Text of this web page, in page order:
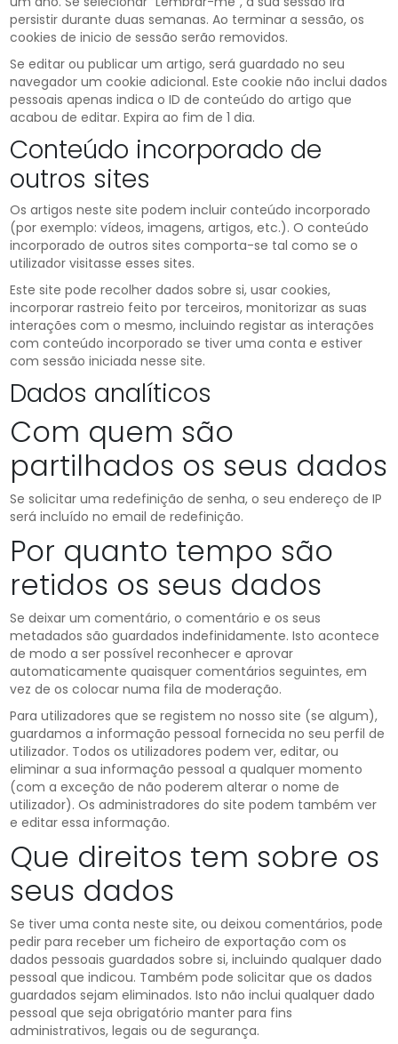
persistir durante duas semanas. Ao terminar a sessão, os
cookies de inicio de sessão serão removidos.
Se editar ou publicar um artigo, será guardado no seu
navegador um cookie adicional. Este cookie não inclui dados
pessoais apenas indica o ID de conteúdo do artigo que
acabou de editar. Expira ao fim de 1 dia.
Conteúdo incorporado de
outros sites
Os artigos neste site podem incluir conteúdo incorporado
(por exemplo: vídeos, imagens, artigos, etc.). O conteúdo
incorporado de outros sites comporta-se tal como se o
utilizador visitasse esses sites.
Este site pode recolher dados sobre si, usar cookies,
incorporar rastreio feito por terceiros, monitorizar as suas
interações com o mesmo, incluindo registar as interações
com conteúdo incorporado se tiver uma conta e estiver
com sessão iniciada nesse site.
Dados analíticos
Com quem são
partilhados os seus dados
Se solicitar uma redefinição de senha, o seu endereço de IP
será incluído no email de redefinição.
Por quanto tempo são
retidos os seus dados
Se deixar um comentário, o comentário e os seus
metadados são guardados indefinidamente. Isto acontece
de modo a ser possível reconhecer e aprovar
automaticamente quaisquer comentários seguintes, em
vez de os colocar numa fila de moderação.
Para utilizadores que se registem no nosso site (se algum),
guardamos a informação pessoal fornecida no seu perfil de
utilizador. Todos os utilizadores podem ver, editar, ou
eliminar a sua informação pessoal a qualquer momento
(com a exceção de não poderem alterar o nome de
utilizador). Os administradores do site podem também ver
e editar essa informação.
Que direitos tem sobre os
seus dados
Se tiver uma conta neste site, ou deixou comentários, pode
pedir para receber um ficheiro de exportação com os
dados pessoais guardados sobre si, incluindo qualquer dado
pessoal que indicou. Também pode solicitar que os dados
guardados sejam eliminados. Isto não inclui qualquer dado
pessoal que seja obrigatório manter para fins
administrativos, legais ou de segurança.